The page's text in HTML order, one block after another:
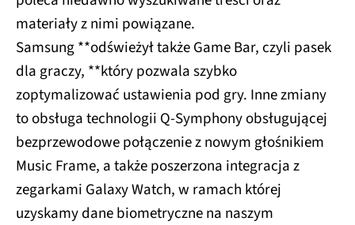
materiały z nimi powiązane.
Samsung **odświeżył także Game Bar, czyli pasek
dla graczy, **który pozwala szybko
zoptymalizować ustawienia pod gry. Inne zmiany
to obsługa technologii Q-Symphony obsługującej
bezprzewodowe połączenie z nowym głośnikiem
Music Frame, a także poszerzona integracja z
zegarkami Galaxy Watch, w ramach której
uzyskamy dane biometryczne na naszym